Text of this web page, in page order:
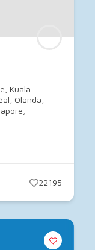
Kuala
Olanda
22195